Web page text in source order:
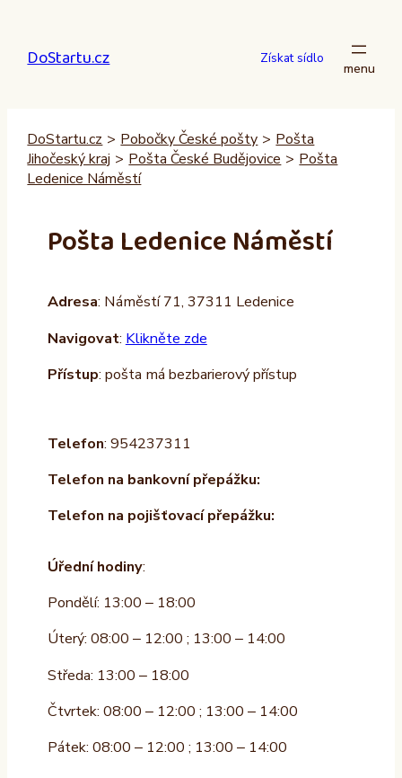
obsah
DoStartu.cz Získat sídlo
DoStartu.cz > Pobočky České pošty > Pošta
Jihočeský kraj > Pošta České Budějovice > Pošta
Ledenice Náměstí
Pošta Ledenice Náměstí
Adresa: Náměstí 71, 37311 Ledenice
Navigovat: Klikněte zde
Přístup: pošta má bezbarierový přístup
Telefon: 954237311
Telefon na bankovní přepážku:
Telefon na pojišťovací přepážku:
Úřední hodiny:
Pondělí: 13:00 – 18:00
Úterý: 08:00 – 12:00 ; 13:00 – 14:00
Středa: 13:00 – 18:00
Čtvrtek: 08:00 – 12:00 ; 13:00 – 14:00
Pátek: 08:00 – 12:00 ; 13:00 – 14:00